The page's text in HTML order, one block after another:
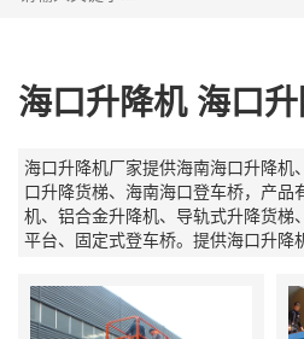
海口升降机 海口
海口升降机厂家提供海南海口升降机
口升降货梯、海南海口登车桥，产品
机、铝合金升降机、导轨式升降货梯
平台、固定式登车桥。提供海口升降